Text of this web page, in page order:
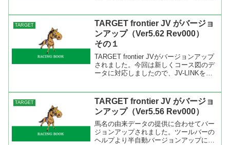
バックしてください。追加された機能...
TARGET
TARGET frontier JV がバージョ
ンアップ（Ver5.62 Rev000）
その１
TARGET frontier JVがバージョンアップ
されました。今回は新しくコース図のデ
ータに対応しましたので、JV-LINKを最
ジョン（Ver5.62 Rev...
TARGET
TARGET frontier JV がバージョ
ンアップ（Ver5.56 Rev000）
馬名の由来データの提供に合わせてバー
ジョンアップされました。ツールバーの
ヘルプより半自動バージョンアップにて